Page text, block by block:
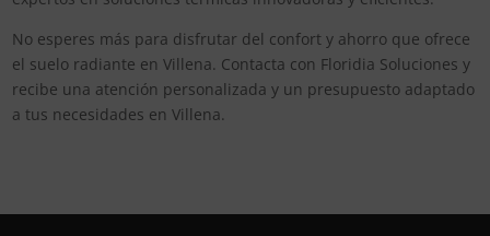
No esperes más para disfrutar del confort y ahorro que ofrece
el suelo radiante en Villena. Contacta con Floridia Soluciones y
recibe una atención personalizada y un presupuesto adaptado
a tus necesidades en Villena.